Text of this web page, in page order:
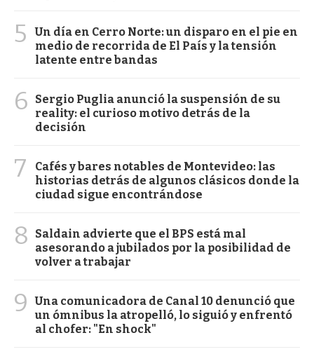
5
Un día en Cerro Norte: un disparo en el pie en
medio de recorrida de El País y la tensión
latente entre bandas
6
Sergio Puglia anunció la suspensión de su
reality: el curioso motivo detrás de la
decisión
7
Cafés y bares notables de Montevideo: las
historias detrás de algunos clásicos donde la
ciudad sigue encontrándose
8
Saldain advierte que el BPS está mal
asesorando a jubilados por la posibilidad de
volver a trabajar
9
Una comunicadora de Canal 10 denunció que
un ómnibus la atropelló, lo siguió y enfrentó
al chofer: "En shock"